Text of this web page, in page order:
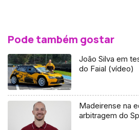
Pode também gostar
João Silva em
do Faial (vídeo)
Madeirense na
arbitragem do